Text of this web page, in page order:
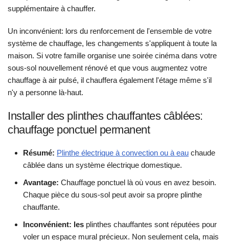
supplémentaire à chauffer.
Un inconvénient: lors du renforcement de l'ensemble de votre
système de chauffage, les changements s'appliquent à toute la
maison. Si votre famille organise une soirée cinéma dans votre
sous-sol nouvellement rénové et que vous augmentez votre
chauffage à air pulsé, il chauffera également l'étage même s'il
n'y a personne là-haut.
Installer des plinthes chauffantes câblées:
chauffage ponctuel permanent
Résumé: Plinthe électrique à convection ou à eau chaude
câblée dans un système électrique domestique.
Avantage: Chauffage ponctuel là où vous en avez besoin.
Chaque pièce du sous-sol peut avoir sa propre plinthe
chauffante.
Inconvénient: les plinthes chauffantes sont réputées pour
voler un espace mural précieux. Non seulement cela, mais